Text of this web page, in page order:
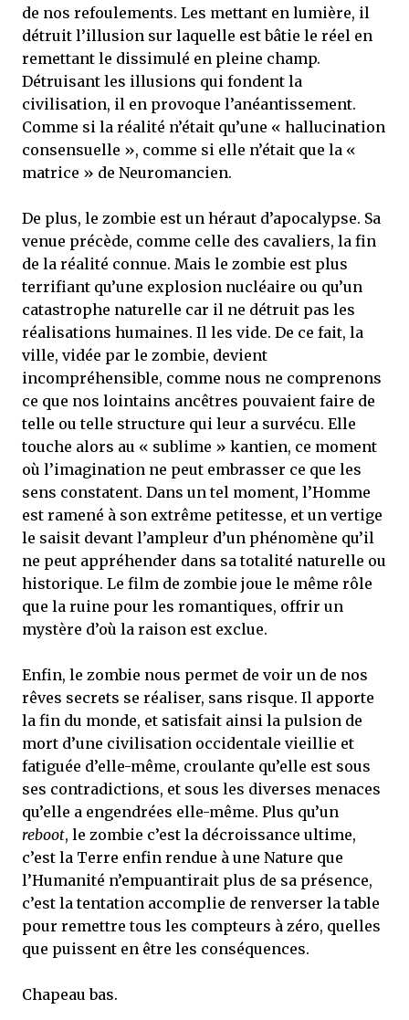
de nos refoulements. Les mettant en lumière, il
détruit l’illusion sur laquelle est bâtie le réel en
remettant le dissimulé en pleine champ.
Détruisant les illusions qui fondent la
civilisation, il en provoque l’anéantissement.
Comme si la réalité n’était qu’une « hallucination
consensuelle », comme si elle n’était que la «
matrice » de Neuromancien.
De plus, le zombie est un héraut d’apocalypse. Sa
venue précède, comme celle des cavaliers, la fin
de la réalité connue. Mais le zombie est plus
terrifiant qu’une explosion nucléaire ou qu’un
catastrophe naturelle car il ne détruit pas les
réalisations humaines. Il les vide. De ce fait, la
ville, vidée par le zombie, devient
incompréhensible, comme nous ne comprenons
ce que nos lointains ancêtres pouvaient faire de
telle ou telle structure qui leur a survécu. Elle
touche alors au « sublime » kantien, ce moment
où l’imagination ne peut embrasser ce que les
sens constatent. Dans un tel moment, l’Homme
est ramené à son extrême petitesse, et un vertige
le saisit devant l’ampleur d’un phénomène qu’il
ne peut appréhender dans sa totalité naturelle ou
historique. Le film de zombie joue le même rôle
que la ruine pour les romantiques, offrir un
mystère d’où la raison est exclue.
Enfin, le zombie nous permet de voir un de nos
rêves secrets se réaliser, sans risque. Il apporte
la fin du monde, et satisfait ainsi la pulsion de
mort d’une civilisation occidentale vieillie et
fatiguée d’elle-même, croulante qu’elle est sous
ses contradictions, et sous les diverses menaces
qu’elle a engendrées elle-même. Plus qu’un
reboot, le zombie c’est la décroissance ultime,
c’est la Terre enfin rendue à une Nature que
l’Humanité n’empuantirait plus de sa présence,
c’est la tentation accomplie de renverser la table
pour remettre tous les compteurs à zéro, quelles
que puissent en être les conséquences.
Chapeau bas.